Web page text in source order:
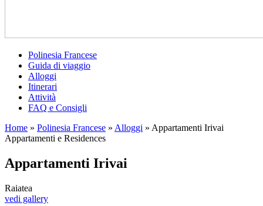
Polinesia Francese
Guida di viaggio
Alloggi
Itinerari
Attività
FAQ e Consigli
Home » Polinesia Francese » Alloggi » Appartamenti Irivai
Appartamenti e Residences
Appartamenti Irivai
Raiatea
vedi gallery